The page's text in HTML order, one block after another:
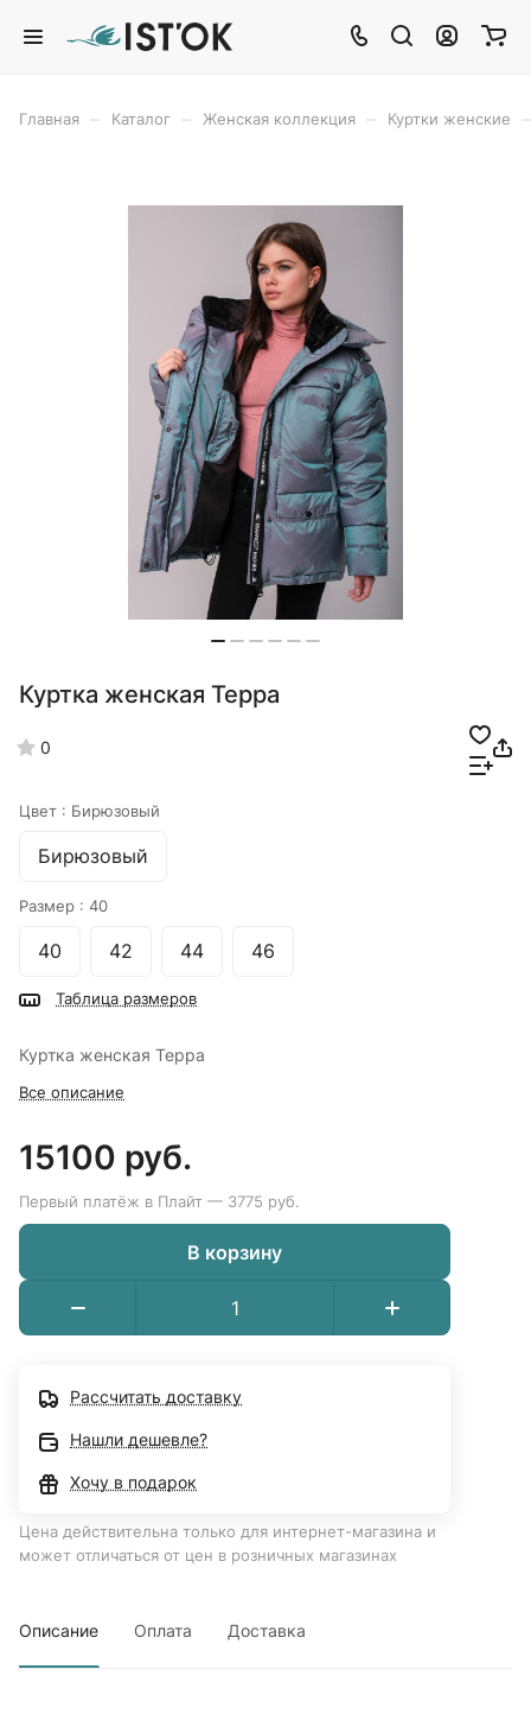
Главная Каталог Женская коллекция Куртки женские
Куртка женская Терра
0
Цвет : Бирюзовый
Бирюзовый
Размер : 40
40 42 44 46
Таблица размеров
Куртка женская Терра
Все описание
15100 руб.
Первый платёж в Плайт — 3775 руб.
В корзину
Рассчитать доставку
Нашли дешевле?
Хочу в подарок
Цена действительна только для интернет-магазина и
может отличаться от цен в розничных магазинах
Описание Оплата Доставка